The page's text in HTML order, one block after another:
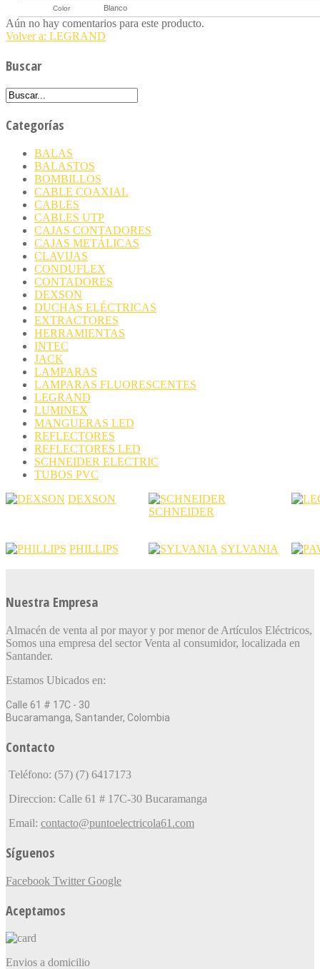
Color Blanco
Aún no hay comentarios para este producto.
Volver a: LEGRAND
Buscar
Categorías
BALAS
BALASTOS
BOMBILLOS
CABLE COAXIAL
CABLES
CABLES UTP
CAJAS CONTADORES
CAJAS METÁLICAS
CLAVIJAS
CONDUFLEX
CONTADORES
DEXSON
DUCHAS ELÉCTRICAS
EXTRACTORES
HERRAMIENTAS
INTEC
JACK
LAMPARAS
LAMPARAS FLUORESCENTES
LEGRAND
LUMINEX
MANGUERAS LED
REFLECTORES
REFLECTORES LED
SCHNEIDER ELECTRIC
TUBOS PVC
DEXSON
SCHNEIDER
PHILLIPS SYLVANIA
Nuestra Empresa
Almacén de venta al por mayor y por menor de Artículos Eléctricos,
Somos una empresa del sector Venta al consumidor, localizada en
Santander.
Estamos Ubicados en:
Calle 61 # 17C - 30
Bucaramanga, Santander, Colombia
Contacto
Teléfono: (57) (7) 6417173
Direccion: Calle 61 # 17C-30 Bucaramanga
Email: contacto@puntoelectricola61.com
Síguenos
Facebook Twitter Google
Aceptamos
Envios a domicilio